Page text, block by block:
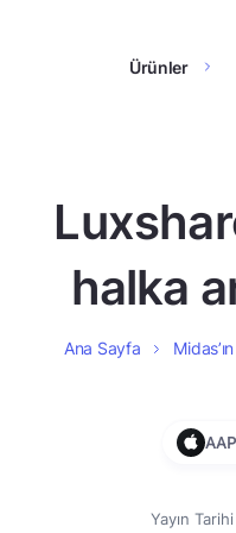
Ürünler
halka
Ana Sayfa
Yayın